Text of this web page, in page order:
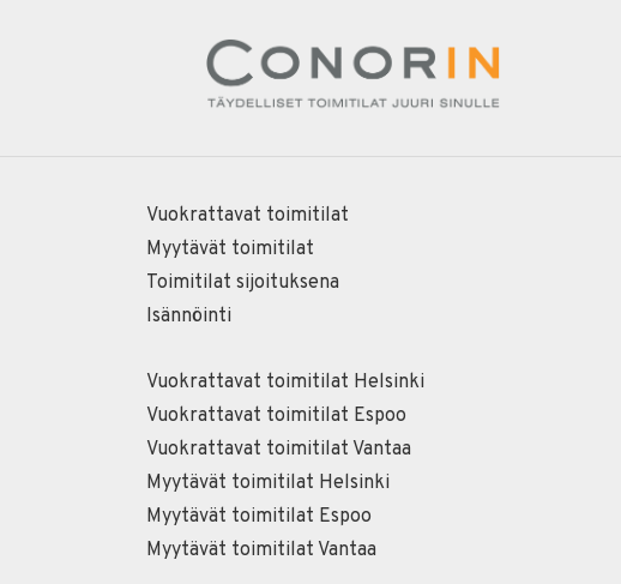
Vuokrattavat toimitilat
Myytävät toimitilat
Toimitilat sijoituksena
Isännöinti
Vuokrattavat toimitilat Helsinki
Vuokrattavat toimitilat Espoo
Vuokrattavat toimitilat Vantaa
Myytävät toimitilat Helsinki
Myytävät toimitilat Espoo
Myytävät toimitilat Vantaa